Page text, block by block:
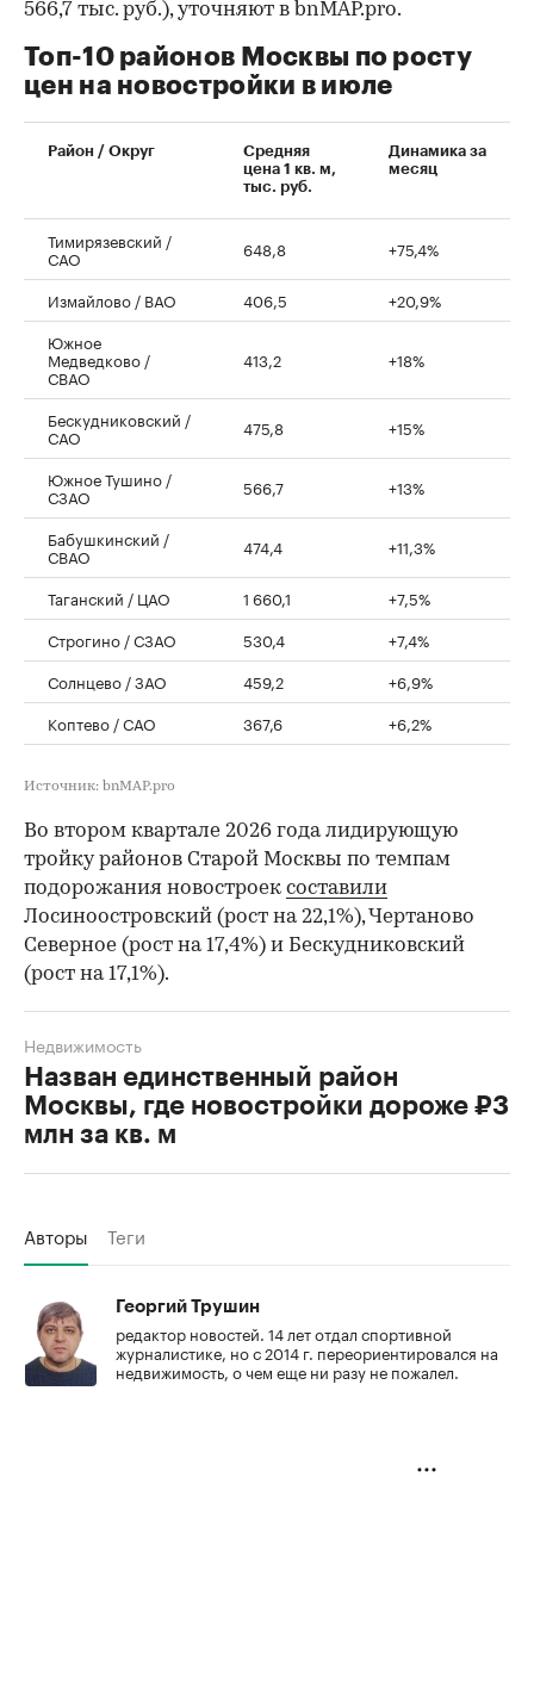
00:00 / 00:00
566,7 тыс. руб.), уточняют в bnMAP.pro.
Топ-10 районов Москвы по росту
цен на новостройки в июле
Район / Округ
Средняя
цена 1 кв. м,
тыс. руб.
Динамика за
месяц
Тимирязевский /
САО 648,8 +75,4%
Измайлово / ВАО 406,5
+20,9%
Южное
Медведково /
СВАО
413,2 +18%
Бескудниковский /
САО 475,8 +15%
Южное Тушино /
СЗАО 566,7 +13%
Бабушкинский /
СВАО 474,4 +11,3%
Таганский / ЦАО 1 660,1
+7,5%
Строгино / СЗАО
530,4
+7,4%
Солнцево / ЗАО
459,2
+6,9%
Коптево / САО
367,6 +6,2%
Источник: bnMAP.pro
Во втором квартале 2026 года лидирующую
тройку районов Старой Москвы по темпам
подорожания новостроек составили
Лосиноостровский (рост на 22,1%), Чертаново
Северное (рост на 17,4%) и Бескудниковский
(рост на 17,1%).
Назван единственный район
Москвы, где новостройки дороже ₽3
млн за кв. м
Недвижимость
Авторы Теги
Георгий Трушин
редактор новостей. 14 лет отдал спортивной
журналистике, но с 2014 г. переориентировался на
недвижимость, о чем еще ни разу не пожалел.